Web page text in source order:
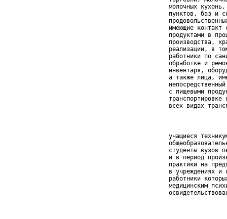
молочных кухонь,
пунктов, баз и
имеющие контакт
продуктами в
производства,
реализации, в
работники по
обработке и
инвентаря,
а также лица,
с пищевыми
транспортировке
всех видах
учащиеся
студенты вузов
и в период
практики на
в учреждениях и
работники
медицинским